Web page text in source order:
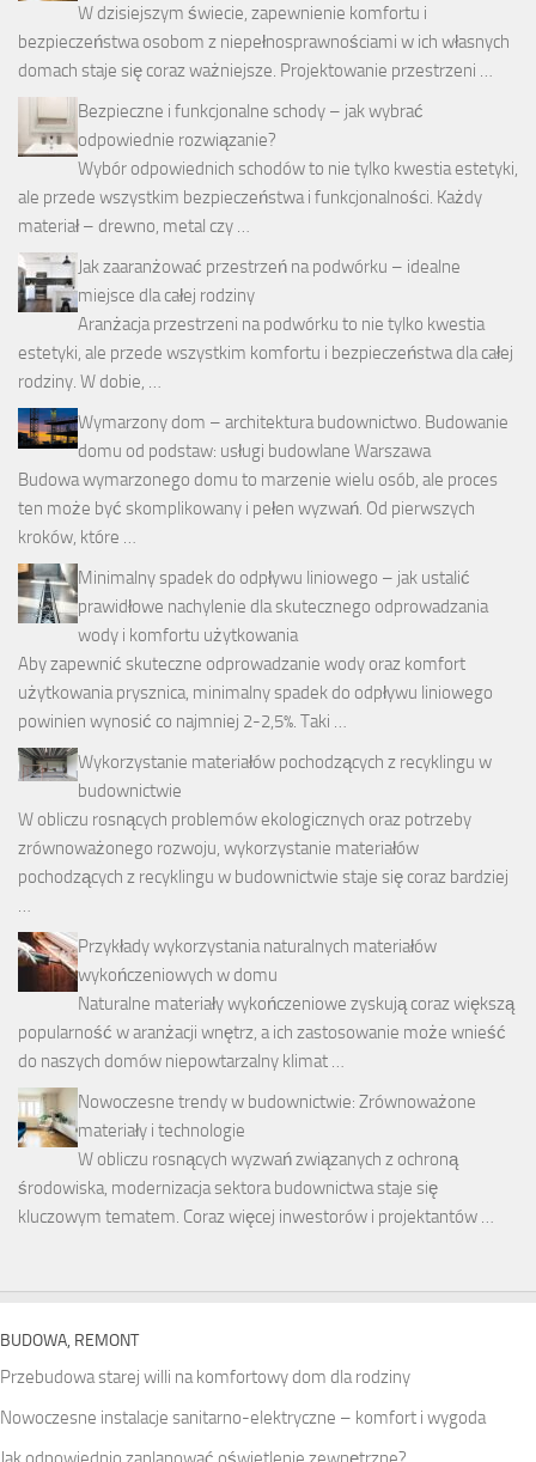
W dzisiejszym świecie, zapewnienie komfortu i
bezpieczeństwa osobom z niepełnosprawnościami w ich własnych
domach staje się coraz ważniejsze. Projektowanie przestrzeni …
Bezpieczne i funkcjonalne schody – jak wybrać
odpowiednie rozwiązanie?
Wybór odpowiednich schodów to nie tylko kwestia estetyki,
ale przede wszystkim bezpieczeństwa i funkcjonalności. Każdy
materiał – drewno, metal czy …
Jak zaaranżować przestrzeń na podwórku – idealne
miejsce dla całej rodziny
Aranżacja przestrzeni na podwórku to nie tylko kwestia
estetyki, ale przede wszystkim komfortu i bezpieczeństwa dla całej
rodziny. W dobie, …
Wymarzony dom – architektura budownictwo. Budowanie
domu od podstaw: usługi budowlane Warszawa
Budowa wymarzonego domu to marzenie wielu osób, ale proces
ten może być skomplikowany i pełen wyzwań. Od pierwszych
kroków, które …
Minimalny spadek do odpływu liniowego – jak ustalić
prawidłowe nachylenie dla skutecznego odprowadzania
wody i komfortu użytkowania
Aby zapewnić skuteczne odprowadzanie wody oraz komfort
użytkowania prysznica, minimalny spadek do odpływu liniowego
powinien wynosić co najmniej 2-2,5%. Taki …
Wykorzystanie materiałów pochodzących z recyklingu w
budownictwie
W obliczu rosnących problemów ekologicznych oraz potrzeby
zrównoważonego rozwoju, wykorzystanie materiałów
pochodzących z recyklingu w budownictwie staje się coraz bardziej
…
Przykłady wykorzystania naturalnych materiałów
wykończeniowych w domu
Naturalne materiały wykończeniowe zyskują coraz większą
popularność w aranżacji wnętrz, a ich zastosowanie może wnieść
do naszych domów niepowtarzalny klimat …
Nowoczesne trendy w budownictwie: Zrównoważone
materiały i technologie
W obliczu rosnących wyzwań związanych z ochroną
środowiska, modernizacja sektora budownictwa staje się
kluczowym tematem. Coraz więcej inwestorów i projektantów …
BUDOWA, REMONT
Przebudowa starej willi na komfortowy dom dla rodziny
Nowoczesne instalacje sanitarno-elektryczne – komfort i wygoda